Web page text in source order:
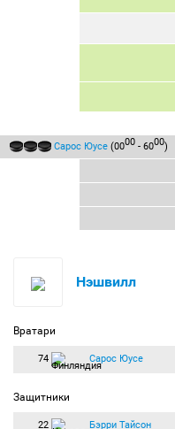
Сарос Юусе (0000 - 6000)
Нэшвилл
Вратари
74 Сарос Юусе
Защитники
22 Бэрри Тайсон